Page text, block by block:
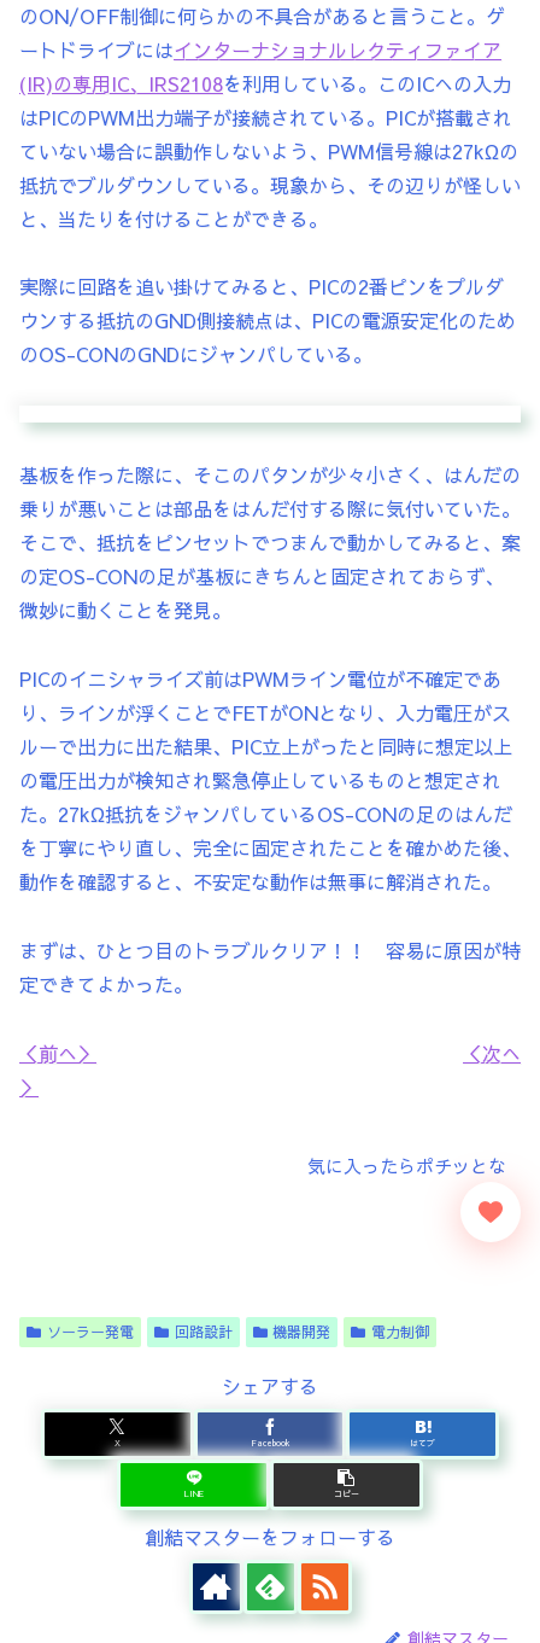
のON/OFF制御に何らかの不具合があると言うこと。ゲ
ートドライブにはインターナショナルレクティファイア
(IR)の専用IC、IRS2108を利用している。このICへの入力
はPICのPWM出力端子が接続されている。PICが搭載され
ていない場合に誤動作しないよう、PWM信号線は27kΩの
抵抗でブルダウンしている。現象から、その辺りが怪しい
と、当たりを付けることができる。
実際に回路を追い掛けてみると、PICの2番ピンをプルダ
ウンする抵抗のGND側接続点は、PICの電源安定化のため
のOS-CONのGNDにジャンパしている。
基板を作った際に、そこのパタンが少々小さく、はんだの
乗りが悪いことは部品をはんだ付する際に気付いていた。
そこで、抵抗をピンセットでつまんで動かしてみると、案
の定OS-CONの足が基板にきちんと固定されておらず、
微妙に動くことを発見。
PICのイニシャライズ前はPWMライン電位が不確定であ
り、ラインが浮くことでFETがONとなり、入力電圧がス
ルーで出力に出た結果、PIC立上がったと同時に想定以上
の電圧出力が検知され緊急停止しているものと想定され
た。27kΩ抵抗をジャンパしているOS-CONの足のはんだ
を丁寧にやり直し、完全に固定されたことを確かめた後、
動作を確認すると、不安定な動作は無事に解消された。
まずは、ひとつ目のトラブルクリア！！ 容易に原因が特
定できてよかった。
＜前へ＞
＜次へ
＞
ソーラー発電 回路設計 機器開発 電力制御
シェアする
X Facebook はてブ
LINE コピー
創結マスターをフォローする
創結マスター